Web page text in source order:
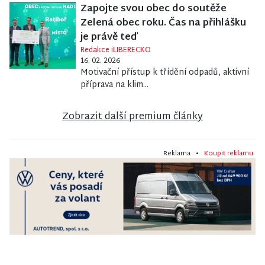
Zapojte svou obec do soutěže
Zelená obec roku. Čas na přihlášku
je právě teď
Redakce iLIBERECKO
16. 02. 2026
Motivační přístup k třídění odpadů, aktivní
příprava na klim...
Zobrazit další premium články
Reklama • Koupit reklamu